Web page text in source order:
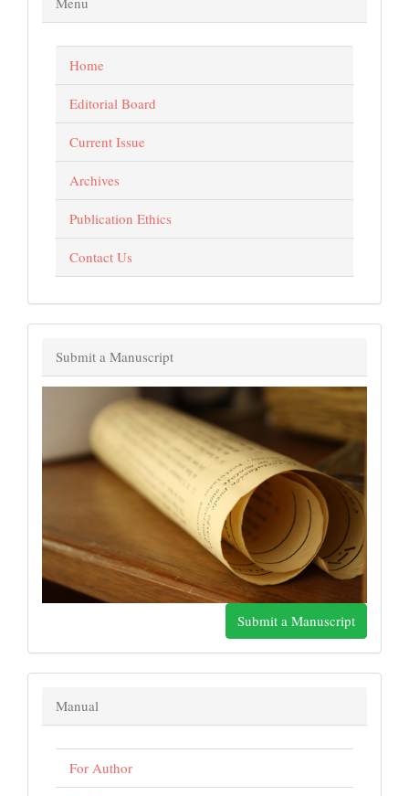
Home
Editorial Board
Current Issue
Archives
Publication Ethics
Contact Us
Submit a Manuscript
Submit a Manuscript
Manual
For Author